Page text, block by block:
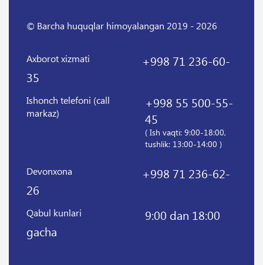
© Barcha huquqlar himoyalangan 2019 - 2026
Axborot xizmati
+998 71 236-60-
35
Ishonch telefoni (call
markaz)
+998 55 500-55-
45
( Ish vaqti: 9:00-18:00,
tushlik: 13:00-14:00 )
Devonxona
+998 71 236-62-
26
Qabul kunlari
9:00 dan 18:00
gacha